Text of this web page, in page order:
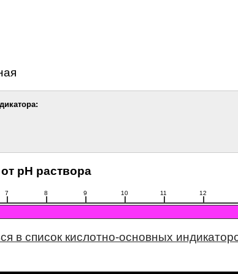
pH раствора
7 8 9 10 11 12
в список кислотно-основных